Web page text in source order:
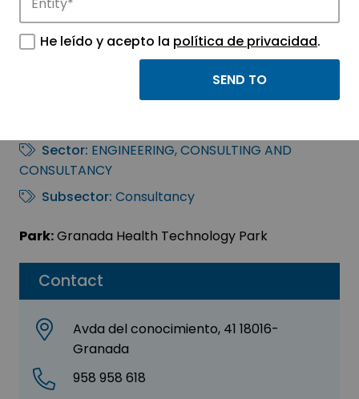
Contact
Avda del conocimiento, 41 18016-
Granada
958 958 618
EVALUA PROTECCIÓN
DE DATOS, S.L.
Sector: ENGINEERING, CONSULTING AND
CONSULTANCY
Subsector: Consultancy
Park:Granada Health Technology Park
He leído y acepto la política de privacidad.